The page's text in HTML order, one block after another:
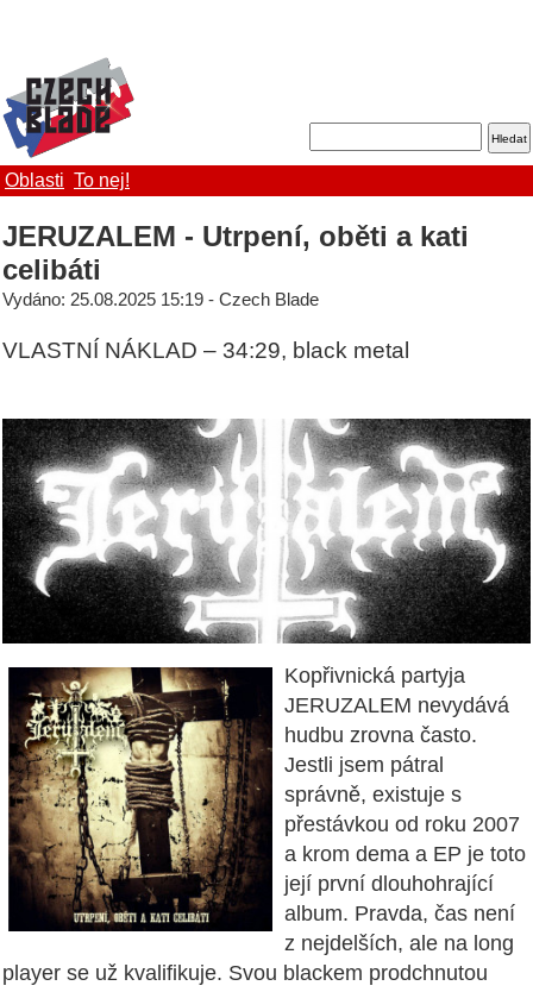
Oblasti To nej!
JERUZALEM - Utrpení, oběti a kati
celibáti
Vydáno: 25.08.2025 15:19 - Czech Blade
VLASTNÍ NÁKLAD – 34:29, black metal
Kopřivnická partyja
JERUZALEM nevydává
hudbu zrovna často.
Jestli jsem pátral
správně, existuje s
přestávkou od roku 2007
a krom dema a EP je toto
její první dlouhohrající
album. Pravda, čas není
z nejdelších, ale na long
player se už kvalifikuje. Svou blackem prodchnutou